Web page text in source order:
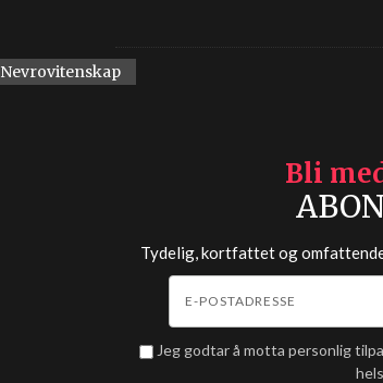
Nevrovitenskap
Bli
Tydelig, kortfattet og
Jeg godtar å motta personlig